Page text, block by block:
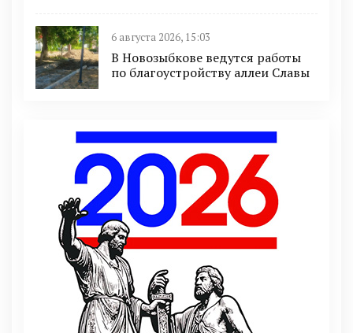
6 августа 2026, 15:03
В Новозыбкове ведутся работы
по благоустройству аллеи Славы